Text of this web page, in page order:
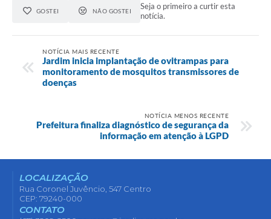
GOSTEI NÃO GOSTEI
Seja o primeiro a curtir esta
notícia.
NOTÍCIA MAIS RECENTE
Jardim inicia implantação de ovitrampas para
monitoramento de mosquitos transmissores de
doenças
NOTÍCIA MENOS RECENTE
Prefeitura finaliza diagnóstico de segurança da
informação em atenção à LGPD
LOCALIZAÇÃO
Rua Coronel Juvêncio, 547 Centro
CEP: 79240-000
CONTATO